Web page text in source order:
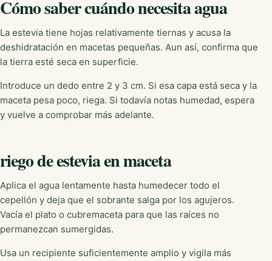
Cómo saber cuándo necesita agua
La estevia tiene hojas relativamente tiernas y acusa la
deshidratación en macetas pequeñas. Aun así, confirma que
la tierra esté seca en superficie.
Introduce un dedo entre 2 y 3 cm. Si esa capa está seca y la
maceta pesa poco, riega. Si todavía notas humedad, espera
y vuelve a comprobar más adelante.
riego de estevia en maceta
Aplica el agua lentamente hasta humedecer todo el
cepellón y deja que el sobrante salga por los agujeros.
Vacía el plato o cubremaceta para que las raíces no
permanezcan sumergidas.
Usa un recipiente suficientemente amplio y vigila más